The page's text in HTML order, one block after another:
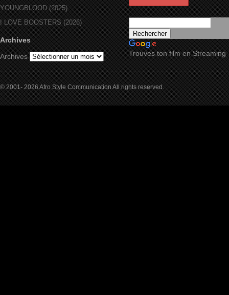
YOUNGBLOOD (2025)
I LOVE BOOSTERS (2026)
Archives
Archives
Trouves ton film en Streaming
© 2001- 2026 Afro Style Communication All rights reserved.